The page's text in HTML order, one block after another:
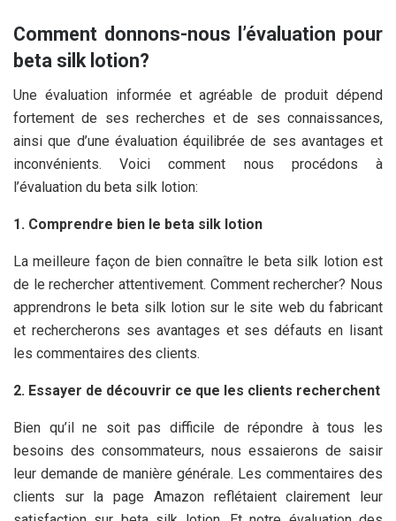
Comment donnons-nous l’évaluation pour
beta silk lotion?
Une évaluation informée et agréable de produit dépend
fortement de ses recherches et de ses connaissances,
ainsi que d’une évaluation équilibrée de ses avantages et
inconvénients. Voici comment nous procédons à
l’évaluation du beta silk lotion:
1. Comprendre bien le beta silk lotion
La meilleure façon de bien connaître le beta silk lotion est
de le rechercher attentivement. Comment rechercher? Nous
apprendrons le beta silk lotion sur le site web du fabricant
et rechercherons ses avantages et ses défauts en lisant
les commentaires des clients.
2. Essayer de découvrir ce que les clients recherchent
Bien qu’il ne soit pas difficile de répondre à tous les
besoins des consommateurs, nous essaierons de saisir
leur demande de manière générale. Les commentaires des
clients sur la page Amazon reflétaient clairement leur